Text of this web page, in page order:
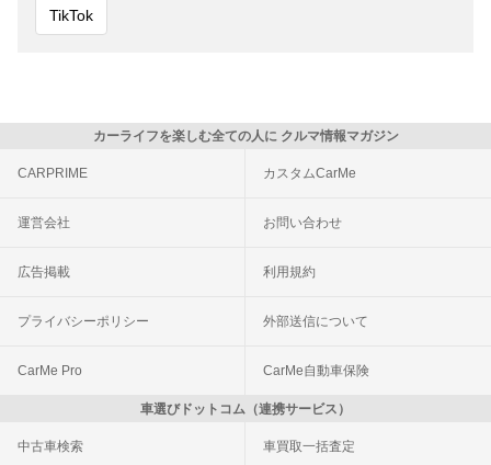
TikTok
カーライフを楽しむ全ての人に クルマ情報マガジン
CARPRIME カスタムCarMe
運営会社 お問い合わせ
広告掲載 利用規約
プライバシーポリシー 外部送信について
CarMe Pro CarMe自動車保険
車選びドットコム（連携サービス）
中古車検索 車買取一括査定